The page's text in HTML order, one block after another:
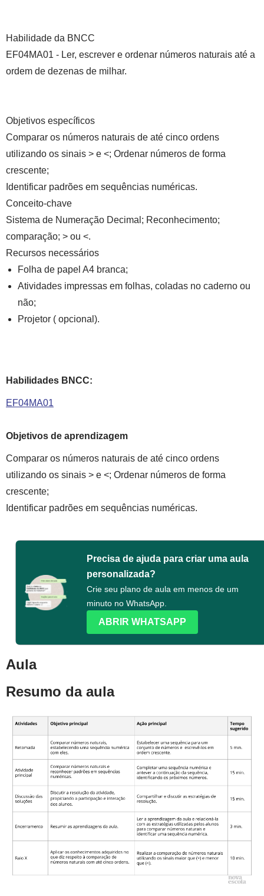
Habilidade da BNCC
EF04MA01 - Ler, escrever e ordenar números naturais até a
ordem de dezenas de milhar.
Objetivos específicos
Comparar os números naturais de até cinco ordens
utilizando os sinais > e <; Ordenar números de forma
crescente;
Identificar padrões em sequências numéricas.
Conceito-chave
Sistema de Numeração Decimal; Reconhecimento;
comparação; > ou <.
Recursos necessários
Folha de papel A4 branca;
Atividades impressas em folhas, coladas no caderno ou
não;
Projetor ( opcional).
Habilidades BNCC:
EF04MA01
Objetivos de aprendizagem
Comparar os números naturais de até cinco ordens
utilizando os sinais > e <; Ordenar números de forma
crescente;
Identificar padrões em sequências numéricas.
Precisa de ajuda para criar uma aula
personalizada?
Crie seu plano de aula em menos de um
minuto no WhatsApp.
ABRIR WHATSAPP
Aula
Resumo da aula